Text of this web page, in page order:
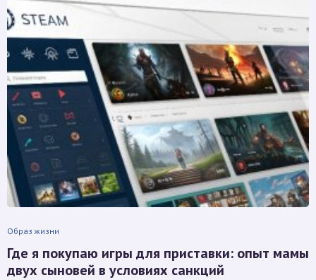
Образ жизни
Где я покупаю игры для приставки: опыт мамы
двух сыновей в условиях санкций